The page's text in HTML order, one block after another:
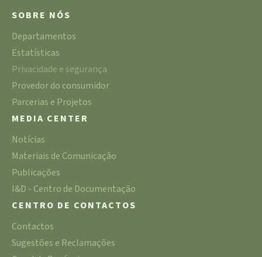
SOBRE NÓS
Departamentos
Estatísticas
Privacidade e segurança
Provedor do consumidor
Parcerias e Projetos
MEDIA CENTER
Notícias
Materiais de Comunicação
Publicações
I&D - Centro de Documentação
CENTRO DE CONTACTOS
Contactos
Sugestões e Reclamações